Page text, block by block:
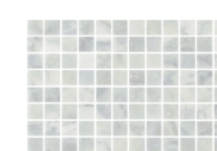
vasche e spa
Eccellente stabilità
Migliore adesione del
superficie libera